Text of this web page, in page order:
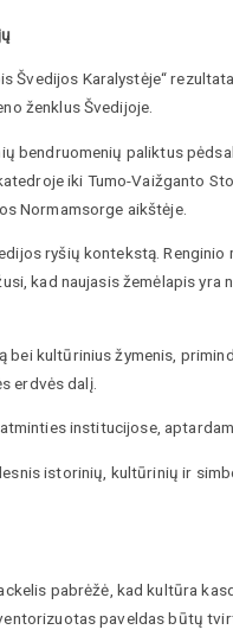
Švedijos Karalystėje“
ženklus Švedijoje.
bendruomenių paliktus
iki Tumo-Vaižganto
Normamsorge aikštėje.
ryšių kontekstą. Renginio
kad naujasis žemėlapis yra
kultūrinius žymenis,
erdvės dalį.
institucijose,
istorinių, kultūrinių ir
pabrėžė, kad kultūra
paveldas būtų